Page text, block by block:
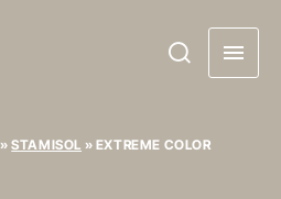
»STAMISOL » EXTREME COLOR